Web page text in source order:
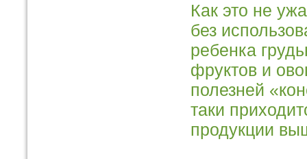
Как это не
без
ребенка
фруктов и
полезней
таки
продукции